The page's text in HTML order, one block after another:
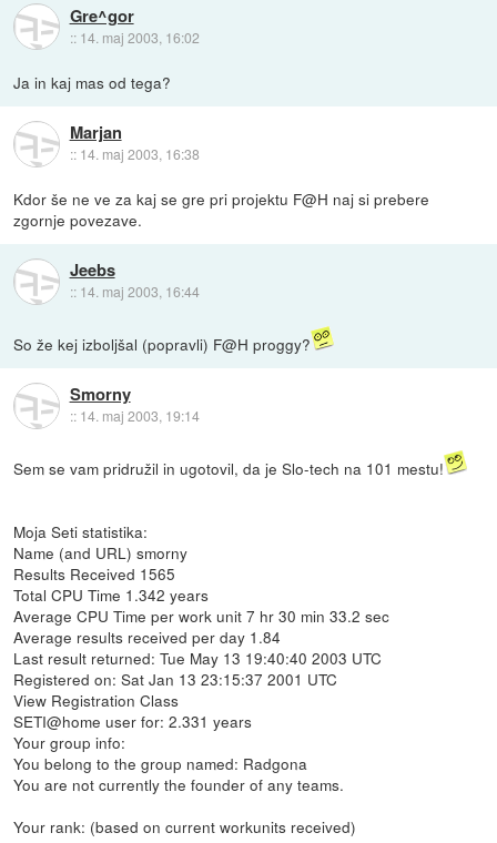
Gre^gor
:: 14. maj 2003, 16:02
Ja in kaj mas od tega?
Marjan
:: 14. maj 2003, 16:38
Kdor še ne ve za kaj se gre pri projektu F@H naj si prebere
zgornje povezave.
Jeebs
:: 14. maj 2003, 16:44
So že kej izboljšal (popravli) F@H proggy?
Smorny
:: 14. maj 2003, 19:14
Sem se vam pridružil in ugotovil, da je Slo-tech na 101 mestu!
Moja Seti statistika:
Name (and URL) smorny
Results Received 1565
Total CPU Time 1.342 years
Average CPU Time per work unit 7 hr 30 min 33.2 sec
Average results received per day 1.84
Last result returned: Tue May 13 19:40:40 2003 UTC
Registered on: Sat Jan 13 23:15:37 2001 UTC
View Registration Class
SETI@home user for: 2.331 years
Your group info:
You belong to the group named: Radgona
You are not currently the founder of any teams.
Your rank: (based on current workunits received)